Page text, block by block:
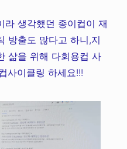
라 생각했던 종이컵이 재
방출도 많다고 하니,지
삶을 위해 다회용컵 사
사이클링 하세요!!!